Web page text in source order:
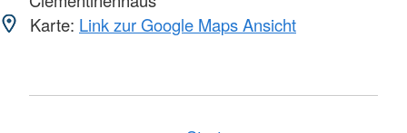
Karte: Link zur Google Maps Ansicht